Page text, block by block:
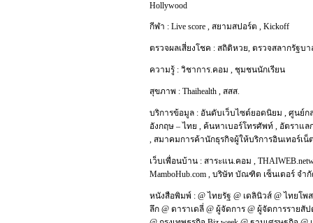
Hollywood
กีฬา : Live score , สยามสปอร์ต , Kickoff
ตรวจผลเสี่ยงโชค : สถิติหวย, ตรวจสลากรัฐบา
ความรู้ : วิชาการ.คอม , ชุมชนนักเรียน
สุขภาพ : Thaihealth , สสส.
บริการข้อมูล : อันดับเว็บไซต์ยอดนิยม , ศูนย์ก
อังกฤษ – ไทย , ค้นหาเบอร์โทรศัพท์ , อัตราแล
, สมาคมการค้านักธุรกิจผู้ให้บริการอินเทอร์เน็
เว็บเพื่อนบ้าน : สาระแน.คอม ,
MamboHub.com , บริษัท บัณฑิต เซ็นเตอร์ จำ
หนังสือพิมพ์ : @ ไทยรัฐ @ เดลินิวส์ @ ไทยโพ
ลึก @ ดาราเดลี่ @ ผู้จัดการ @ ผู้จัดการรายสั